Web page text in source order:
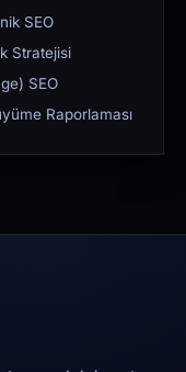
SEO
Stratejisi
SEO
Raporlaması